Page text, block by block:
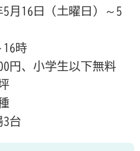
16日（土曜日）～5
、小学生以下無料
台